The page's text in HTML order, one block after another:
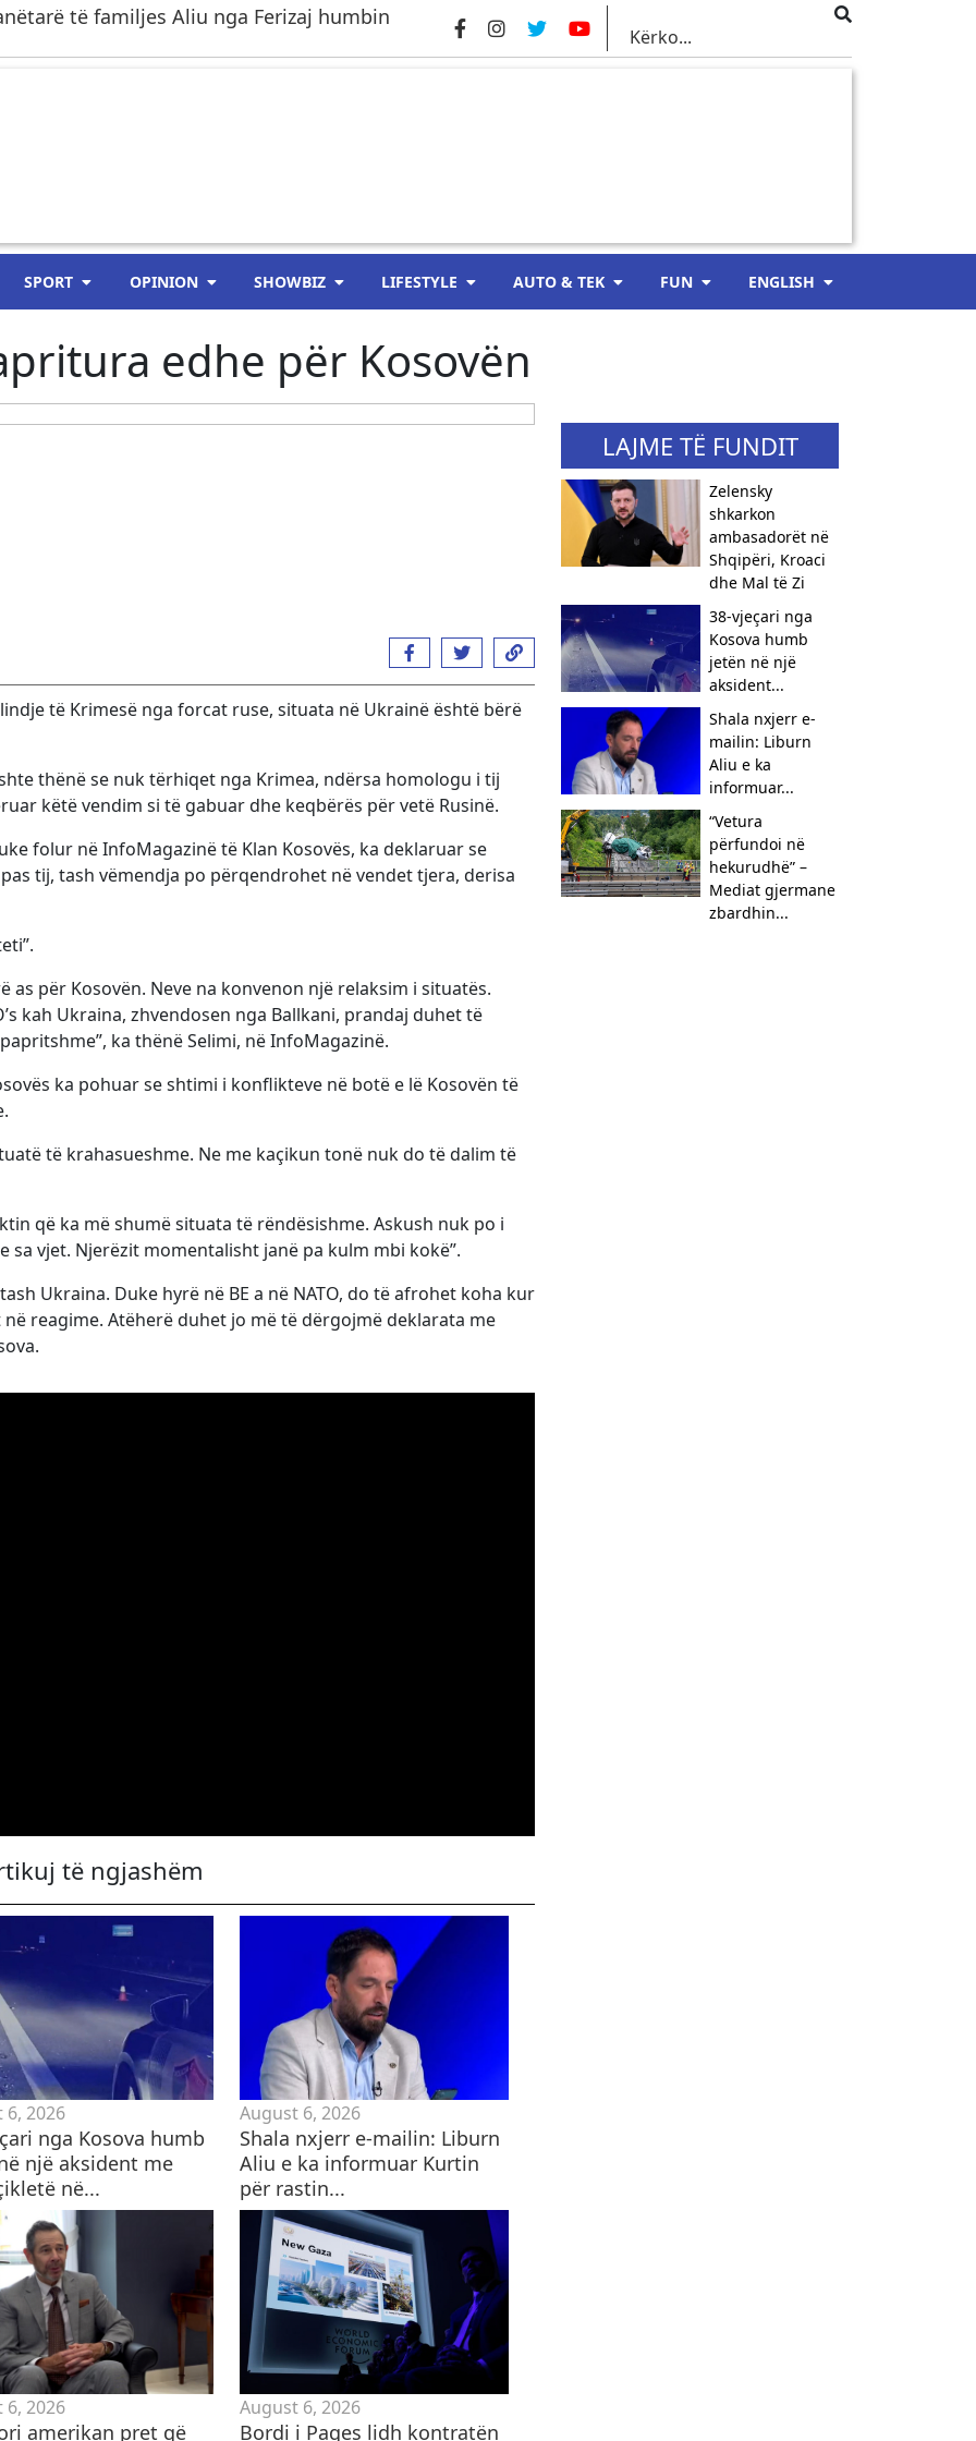
të familjes Aliu nga Ferizaj humbin
SPORT OPINION SHOWBIZ LIFESTYLE AUTO & TEK FUN ENGLISH
edhe për Kosovën
të Krimesë nga forcat ruse, situata në Ukrainë është bërë
thënë se nuk tërhiqet nga Krimea, ndërsa homologu i tij
këtë vendim si të gabuar dhe keqbërës për vetë Rusinë.
folur në InfoMagazinë të Klan Kosovës, ka deklaruar se
tij, tash vëmendja po përqendrohet në vendet tjera, derisa
as për Kosovën. Neve na konvenon një relaksim i situatës.
kah Ukraina, zhvendosen nga Ballkani, prandaj duhet të
ka thënë Selimi, në InfoMagazinë.
ka pohuar se shtimi i konflikteve në botë e lë Kosovën të
të krahasueshme. Ne me kaçikun tonë nuk do të dalim të
që ka më shumë situata të rëndësishme. Askush nuk po i
sa vjet. Njerëzit momentalisht janë pa kulm mbi kokë”.
Ukraina. Duke hyrë në BE a në NATO, do të afrohet koha kur
reagime. Atëherë duhet jo më të dërgojmë deklarata me
të ngjashëm
6, 2026
nga Kosova humb
një aksident me
në...
August 6, 2026
Shala nxjerr e-mailin: Liburn
Aliu e ka informuar Kurtin
për rastin...
6, 2026
amerikan pret që
August 6, 2026
Bordi i Paqes lidh kontratën
LAJME TË FUNDIT
Zelensky
shkarkon
ambasadorët në
Shqipëri, Kroaci
dhe Mal të Zi
38-vjeçari nga
Kosova humb
jetën në një
aksident...
Shala nxjerr e-
mailin: Liburn
Aliu e ka
informuar...
“Vetura
përfundoi në
hekurudhë” –
Mediat gjermane
zbardhin...